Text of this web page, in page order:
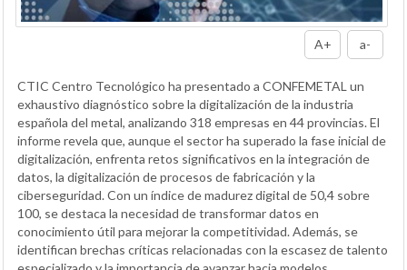
A+ a-
CTIC Centro Tecnológico ha presentado a CONFEMETAL un
exhaustivo diagnóstico sobre la digitalización de la industria
española del metal, analizando 318 empresas en 44 provincias. El
informe revela que, aunque el sector ha superado la fase inicial de
digitalización, enfrenta retos significativos en la integración de
datos, la digitalización de procesos de fabricación y la
ciberseguridad. Con un índice de madurez digital de 50,4 sobre
100, se destaca la necesidad de transformar datos en
conocimiento útil para mejorar la competitividad. Además, se
identifican brechas críticas relacionadas con la escasez de talento